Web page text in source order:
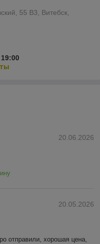
55 B3, Витебск,
20.06.2026
20.05.2026
отправили, хорошая цена,